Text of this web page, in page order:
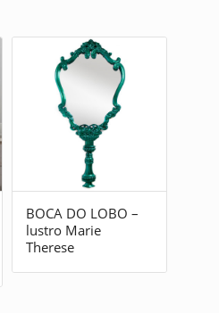
BOCA DO LOBO –
lustro Marie
Therese